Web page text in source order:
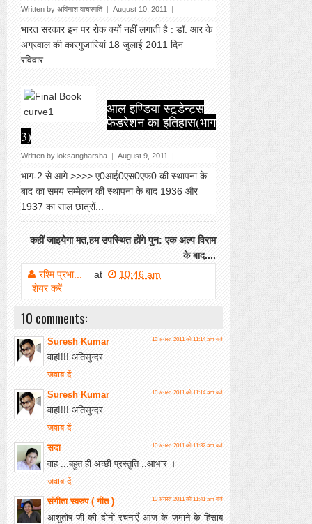
Written by अविनाश वाचस्पति | August 10, 2011 |
भारत सरकार इन पर रोक क्‍यों नहीं लगाती है : डॉ. आर के
अग्रवाल की कारगुजारियां 18 जुलाई 2011 दिन
रविवार...
आल इण्डिया स्टूडेन्ट्स
फेडरेशन का इतिहास(भाग
3)
Written by loksangharsha | August 9, 2011 |
भाग-2 से आगे >>>> ए0आई0एस0एफ0 की स्थापना के
बाद का समय सम्मेलन की स्थापना के बाद 1936 और
1937 का साल छात्रों...
कहीं जाइयेगा मत,हम उपस्थित होंगे पुन: एक अल्प विराम
के बाद....
रश्मि प्रभा...
at
10:46 am
शेयर करें
10 comments:
Suresh Kumar 10 अगस्त 2011 को 11:14 am बजे
वाह!!!! अतिसुन्दर
जवाब दें
Suresh Kumar
10 अगस्त 2011 को 11:14 am बजे
वाह!!!! अतिसुन्दर
जवाब दें
सदा
10 अगस्त 2011 को 11:32 am बजे
वाह ...बहुत ही अच्‍छी प्रस्‍तुति ..आभार ।
जवाब दें
संगीता स्वरुप ( गीत )
10 अगस्त 2011 को 11:41 am बजे
आशुतोष जी की दोनों रचनाएँ आज के ज़माने के हिसाब